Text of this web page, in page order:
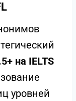
на IELTS
уровней